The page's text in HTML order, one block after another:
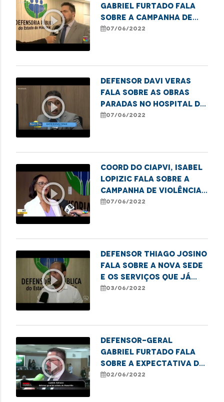
play_circle_outline
Gabriel Furtado fala
sobre a Campanha de
Conscientização da
07/06/2022
play_circle_outline
Defensor Davi Veras
fala sobre as obras
paradas no Hospital da
Criança, prejudicando
07/06/2022
play_circle_outline
Coord do CIAPVI, Isabel
Lopizic fala sobre a
Campanha de Violência
contra os idosos
07/06/2022
play_circle_outline
Defensor Thiago Josino
fala sobre a nova sede
e os serviços que já
estão em
03/06/2022
play_circle_outline
Defensor-geral
Gabriel Furtado fala
sobre a expectativa do
trabalho e ações da
02/06/2022